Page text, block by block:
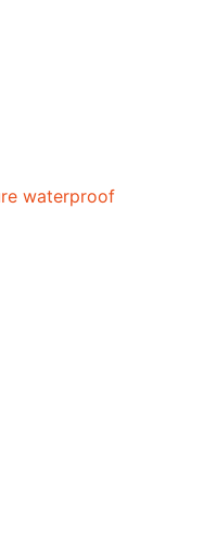
waterproof